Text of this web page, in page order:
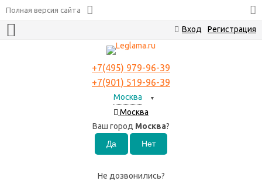
Полная версия сайта
Вход Регистрация
+7(495) 979-96-39
+7(901) 519-96-39
Москва ▼
Москва
Ваш город Москва?
Не дозвонились?